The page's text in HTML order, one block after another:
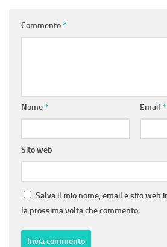
Commento*
Nome* Email *
Sito web
Salva il mio nome, email e sito web
la prossima volta che commento.